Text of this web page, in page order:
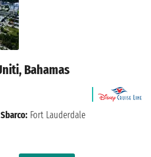
Bahamas
Sbarco: Fort Lauderdale